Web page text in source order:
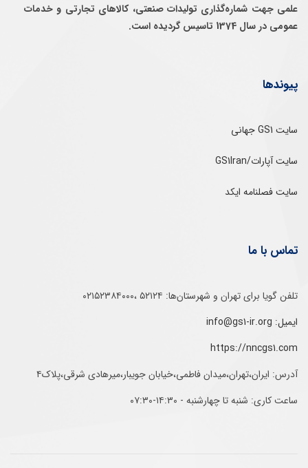
علمی جهت شماره‌گذاری توليدات صنعتی، كالاهای تجارتی و خدمات
عمومی در سال 1374 تاسيس گرديده است.
پیوندها
سایت GS1 جهانی
سایت آپارات/GS1Iran
سایت فصلنامه ایکد
تماس با ما
تلفن‌ گویا برای‌ تهران‌‌ و‌ شهرستان‌ها:‌ ۵۲۱۲۴ ،۰۲۱۵۲۳۸۴۰۰۰
ایمیل: info@gs1-ir.org
https://nncgs1.com
آدرس: ایران،تهران،میدان فاطمی،خیابان جویبار،میرهادی شرقی،پلاک۴
ساعت کاری: شنبه تا چهارشنبه - ۱۴:۳۰-۰۷:۳۰